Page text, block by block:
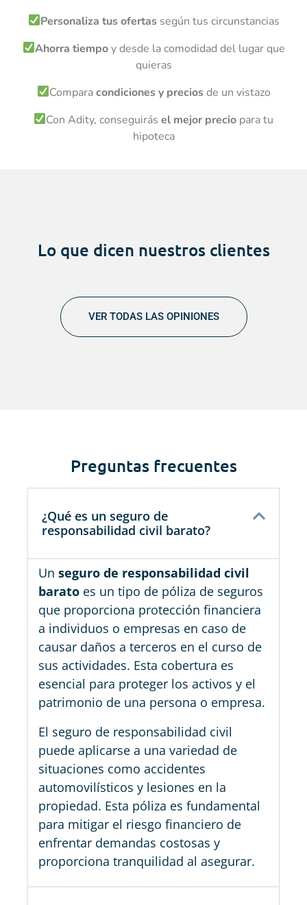
Personaliza tus ofertassegún tus circunstancias
Ahorra tiempoy desde la comodidad del lugar que
quieras
Comparacondiciones y preciosde un vistazo
Con Adity, conseguirásel mejor precio para tu
hipoteca
Lo que dicen nuestros clientes
VER TODAS LAS OPINIONES
Preguntas frecuentes
¿Qué es un seguro de
responsabilidad civil barato?
Un seguro de responsabilidad civil
barato es un tipo de póliza de seguros
que proporciona protección financiera
a individuos o empresas en caso de
causar daños a terceros en el curso de
sus actividades. Esta cobertura es
esencial para proteger los activos y el
patrimonio de una persona o empresa.
El seguro de responsabilidad civil
puede aplicarse a una variedad de
situaciones como accidentes
automovilísticos y lesiones en la
propiedad. Esta póliza es fundamental
para mitigar el riesgo financiero de
enfrentar demandas costosas y
proporciona tranquilidad al asegurar.